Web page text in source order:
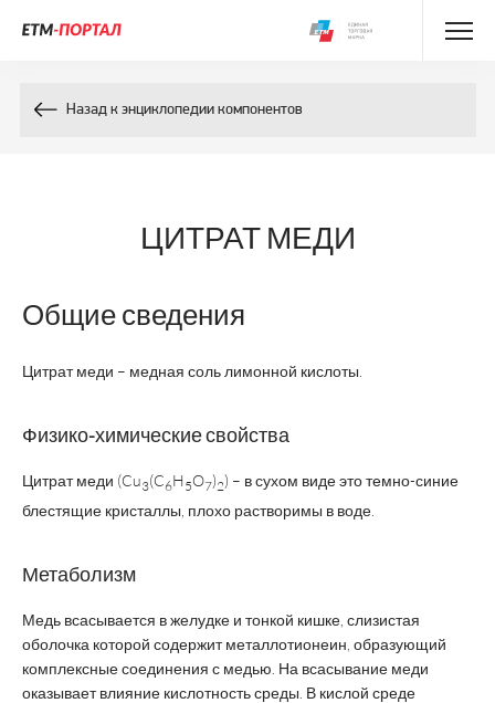
Назад к энциклопедии компонентов
ЦИТРАТ МЕДИ
Общие сведения
Цитрат меди – медная соль лимонной кислоты.
Физико-химические свойства
Цитрат меди (Cu3(C6H5O7)2) – в сухом виде это темно-синие
блестящие кристаллы, плохо растворимы в воде.
Метаболизм
Медь всасывается в желудке и тонкой кишке, слизистая
оболочка которой содержит металлотионеин, образующий
комплексные соединения с медью. На всасывание меди
оказывает влияние кислотность среды. В кислой среде